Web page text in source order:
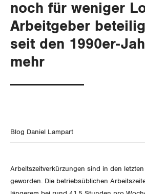
ARBEIT
Löhne und Vertragspolitik
Aussenwirtschaft
Berufliche Vorsorge
Überbrückungsleistung
Post
Gleichstellung von Frauen und
BILDUNG & JUGEND
SERVICE
GEWERKSCHAFTSMITGLIED WERDEN
NEWSLETTER
Bestellformular
WIR ÜBER UNS
Vorstand
Präsidialausschuss
Feministische Kommission
ZENTRALSEKRETARIAT
Aargau
Medien
Medienmitteilungen
Blog
Blog Daniel Lampart
noch für weniger
Arbeitgeber
seit den 1990er-
mehr
Blog Daniel Lampart
Arbeitszeitverkürzungen sind in den
geworden. Die betriebsüblichen